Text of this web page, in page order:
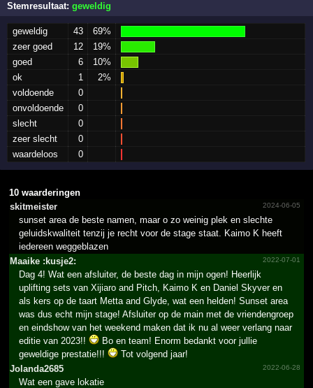
Stemresultaat:geweldig
geweldig 43
69%
zeer goed
12
19%
goed
6
10%
ok
1
2%
voldoende
0
onvoldoende
0
slecht
0
zeer slecht
0
waardeloos
0
10 waarderingen
skitmeister
2024-06-05
sunset area de beste namen, maar o zo weinig plek en slechte
geluidskwaliteit tenzij je recht voor de stage staat. Kaimo K heeft
iedereen weggeblazen
Maaike :kusje2:
2022-07-01
Dag 4! Wat een afsluiter, de beste dag in mijn ogen! Heerlijk
uplifting sets van Xijiaro and Pitch, Kaimo K en Daniel Skyver en
als kers op de taart Metta and Glyde, wat een helden! Sunset area
was dus echt mijn stage! Afsluiter op de main met de vriendengroep
en eindshow van het weekend maken dat ik nu al weer verlang naar
editie van 2023!!
Bo en team! Enorm bedankt voor jullie
geweldige prestatie!!!
Tot volgend jaar!
Jolanda2685
2022-06-28
Wat een gave lokatie